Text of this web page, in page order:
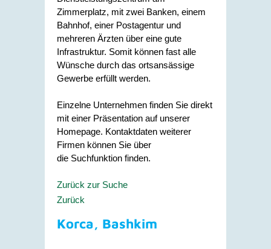
Zimmerplatz, mit zwei Banken, einem
Bahnhof, einer Postagentur und
mehreren Ärzten über eine gute
Infrastruktur. Somit können fast alle
Wünsche durch das ortsansässige
Gewerbe erfüllt werden.
Einzelne Unternehmen finden Sie direkt
mit einer Präsentation auf unserer
Homepage. Kontaktdaten weiterer
Firmen können Sie über
die Suchfunktion finden.
Zurück zur Suche
Zurück
Korca, Bashkim